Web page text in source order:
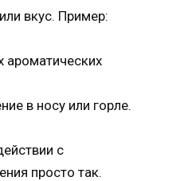
вкус. Пример:
ароматических
в носу или горле.
с
просто так.